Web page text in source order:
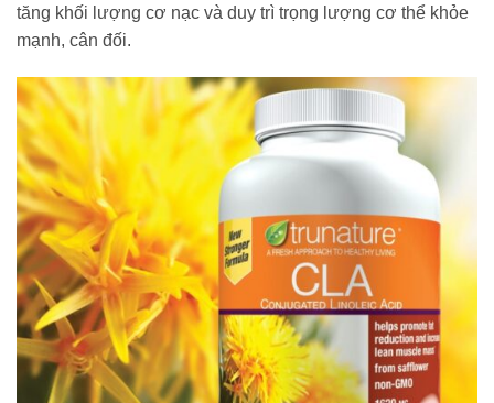
tăng khối lượng cơ nạc và duy trì trọng lượng cơ thể khỏe
mạnh, cân đối.